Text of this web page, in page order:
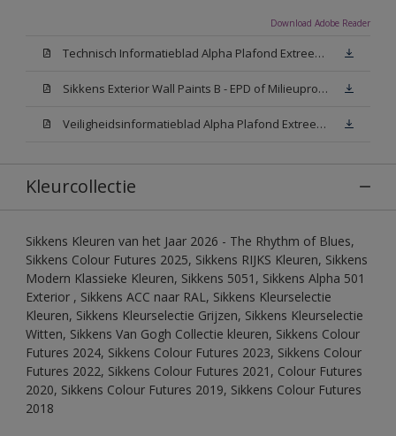
Download Adobe Reader
Technisch Informatieblad Alpha Plafond Extreem Mat (PDF)
Sikkens Exterior Wall Paints B - EPD of Milieuproductverklaring
Veiligheidsinformatieblad Alpha Plafond Extreem Mat White W05 (MSDS)
Kleurcollectie
Sikkens Kleuren van het Jaar 2026 - The Rhythm of Blues,
Sikkens Colour Futures 2025, Sikkens RIJKS Kleuren, Sikkens
Modern Klassieke Kleuren, Sikkens 5051, Sikkens Alpha 501
Exterior , Sikkens ACC naar RAL, Sikkens Kleurselectie
Kleuren, Sikkens Kleurselectie Grijzen, Sikkens Kleurselectie
Witten, Sikkens Van Gogh Collectie kleuren, Sikkens Colour
Futures 2024, Sikkens Colour Futures 2023, Sikkens Colour
Futures 2022, Sikkens Colour Futures 2021, Colour Futures
2020, Sikkens Colour Futures 2019, Sikkens Colour Futures
2018